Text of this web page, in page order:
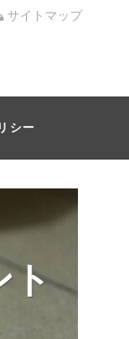
サイトマップ
シー
ト